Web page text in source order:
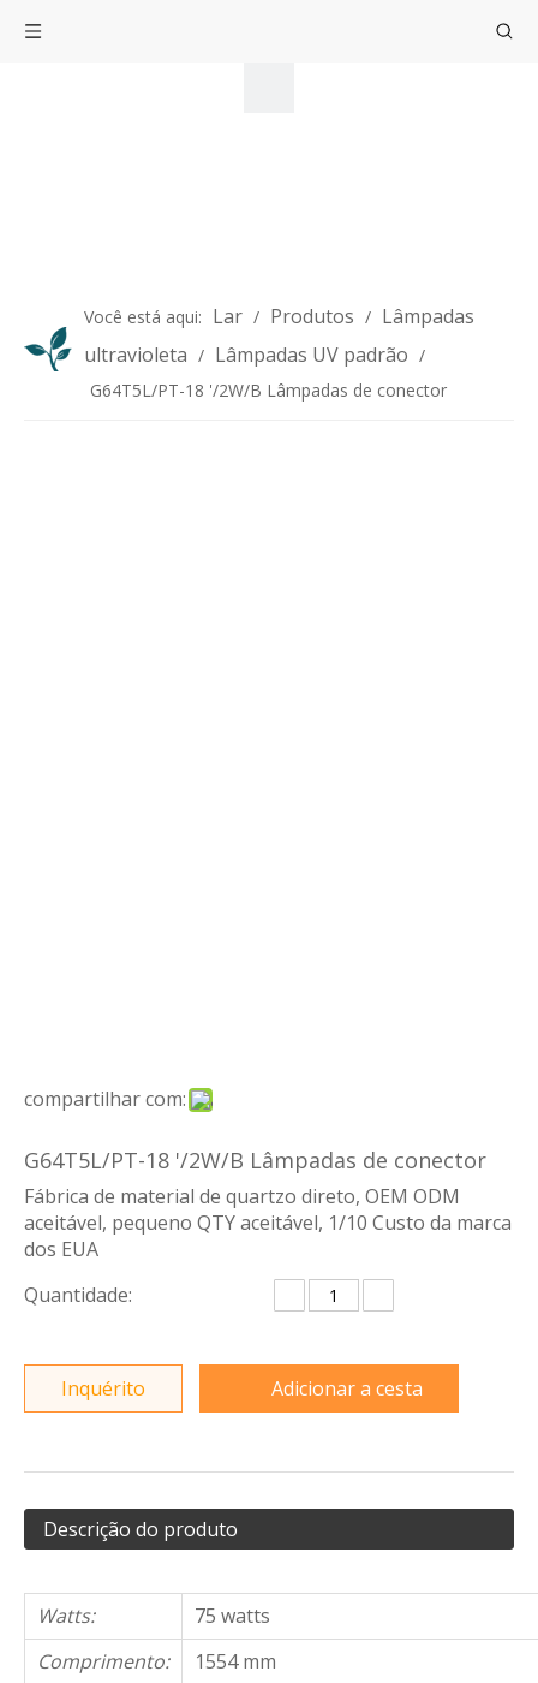
Você está aqui: Lar / Produtos / Lâmpadas
ultravioleta / Lâmpadas UV padrão /
G64T5L/PT-18 '/2W/B Lâmpadas de conector
compartilhar com:
G64T5L/PT-18 '/2W/B Lâmpadas de conector
Fábrica de material de quartzo direto, OEM ODM
aceitável, pequeno QTY aceitável, 1/10 Custo da marca
dos EUA
Quantidade:
Inquérito Adicionar a cesta
Descrição do produto
Watts:
75 watts
Comprimento:
1554 mm